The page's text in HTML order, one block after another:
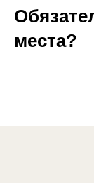
места?